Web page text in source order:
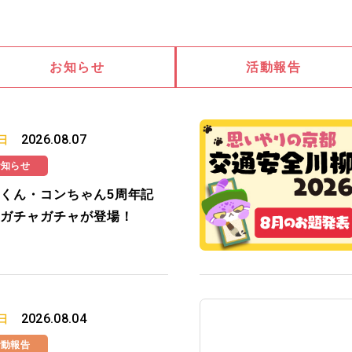
お知らせ 活動報告
2026.08.07
らせ
ん・コンちゃん5周年記
チャガチャが登場！
2026.08.04
報告